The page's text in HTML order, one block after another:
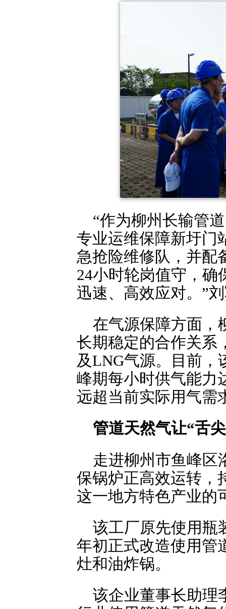
“作为柳州长输管
专业运维保障新圩门
急抢险维修队，并配
24小时轮岗值守，确
迅速、高效应对。”
在气源保障方面，
长期稳定的合作关系
及LNG气源。目前，
峰期每小时供气能力
远超当前实际用气需
管道天然气让“舌
走进柳州市鱼峰区
保锅炉正高效运转，
这一地方特色产业的
该工厂原先使用瓶
年初正式改造使用管
灶和油炸锅。
该企业董事长助理